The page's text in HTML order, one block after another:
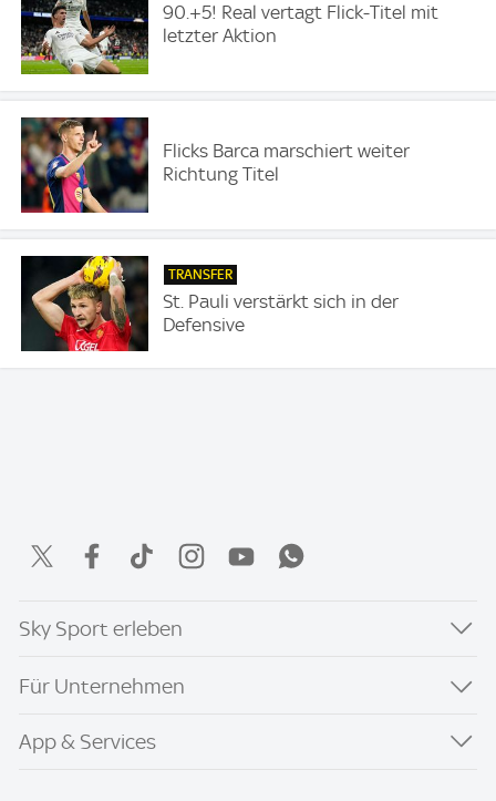
90.+5! Real vertagt Flick-Titel mit
letzter Aktion
Flicks Barca marschiert weiter
Richtung Titel
TRANSFER
St. Pauli verstärkt sich in der
Defensive
Sky Sport erleben
Für Unternehmen
App & Services